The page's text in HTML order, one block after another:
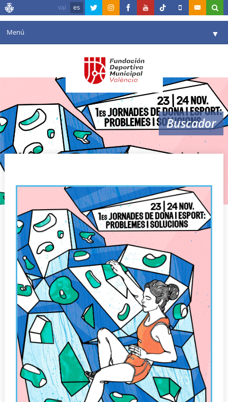
val es
Menú ▼
Agenda
Comunicación ▼
Valencia en deporte ▼
Buscador
Mujer y deporte: problemas y soluciones